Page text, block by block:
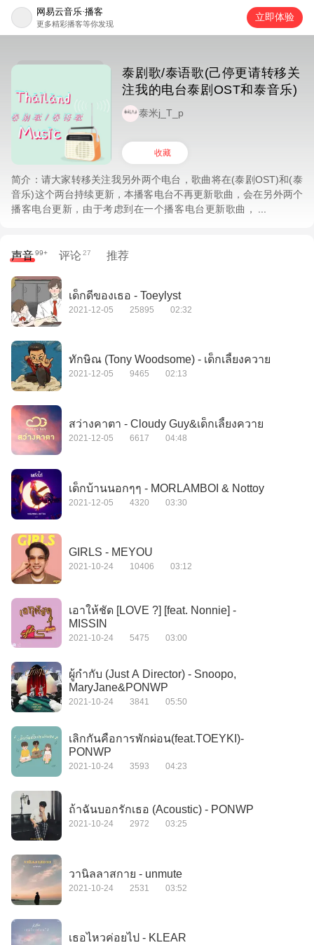
网易云音乐·播客
更多精彩播客等你发现
立即体验
泰剧歌/泰语歌(己停更请转移关
注我的电台泰剧OST和泰音乐)
泰米j_T_p
收藏
简介： 请大家转移关注我另外两个电台，歌曲将在(泰剧OST)和(泰
音乐)这个两台持续更新，本播客电台不再更新歌曲，会在另外两个
播客电台更新，由于考虑到在一个播客电台更新歌曲，
声音99+ 评论 27 推荐
เด็กดีของเธอ - Toeylyst
2021-12-05 25895 02:32
ทักษิณ (Tony Woodsome) - เด็กเลี้ยงควาย
2021-12-05 9465 02:13
สว่างคาตา - Cloudy Guy&เด็กเลี้ยงควาย
2021-12-05 6617 04:48
เด็กบ้านนอกๆๆ - MORLAMBOI & Nottoy
2021-12-05 4320 03:30
GIRLS - MEYOU
2021-10-24 10406 03:12
เอาให้ชัด [LOVE ?] [feat. Nonnie] -
MISSIN
2021-10-24 5475 03:00
ผู้กำกับ (Just A Director) - Snoopo,
MaryJane&PONWP
2021-10-24 3841 05:50
เลิกกันคือการพักผ่อน(feat.TOEYKI)-
PONWP
2021-10-24 3593 04:23
ถ้าฉันบอกรักเธอ (Acoustic) - PONWP
2021-10-24 2972 03:25
วานิลลาสกาย - unmute
2021-10-24 2531 03:52
เธอไหวค่อยไป - KLEAR